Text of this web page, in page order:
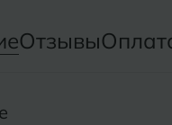
Отзывы